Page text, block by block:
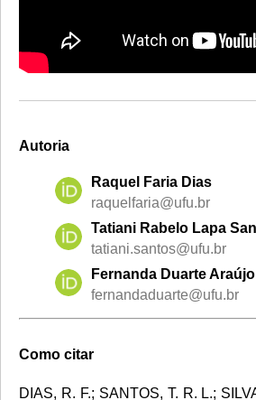
Autoria
Raquel Faria Dias
raquelfaria@ufu.br
Tatiani Rabelo Lapa
tatiani.santos@ufu.br
Fernanda Duarte
fernandaduarte@ufu.br
Como citar
DIAS, R. F.; SANTOS, T. R. L.;